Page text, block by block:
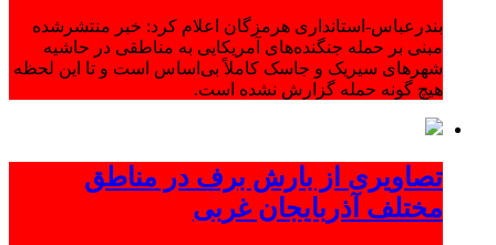
بندرعباس-استانداری هرمزگان اعلام کرد: خبر منتشرشده
مبنی بر حمله جنگنده‌های آمریکایی به مناطقی در حاشیه
شهرهای سیریک و جاسک کاملاً بی‌اساس است و تا این لحظه
هیچ گونه حمله گزارش نشده است.
تصاویری از بارش برف در مناطق
مختلف آذربایجان غربی